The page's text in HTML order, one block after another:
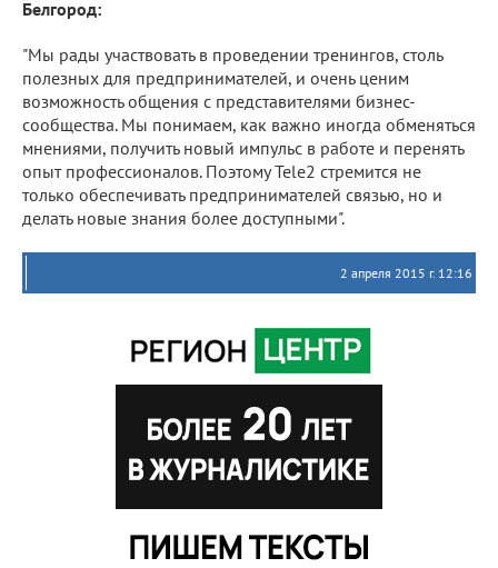
Белгород:
"Мы рады участвовать в проведении тренингов, столь
полезных для предпринимателей, и очень ценим
возможность общения с представителями бизнес-
сообщества. Мы понимаем, как важно иногда обменяться
мнениями, получить новый импульс в работе и перенять
опыт профессионалов. Поэтому Tele2 стремится не
только обеспечивать предпринимателей связью, но и
делать новые знания более доступными".
2 апреля 2015 г. 12:16